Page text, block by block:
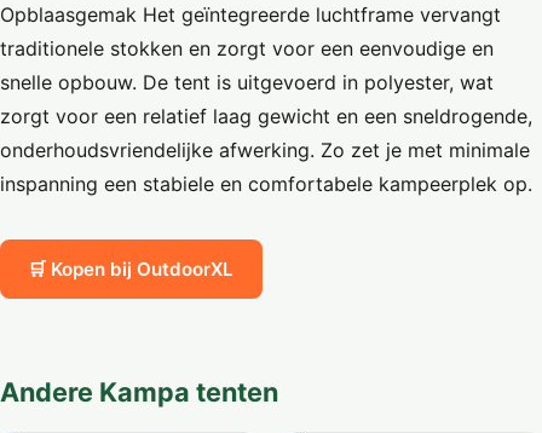
Opblaasgemak Het geïntegreerde luchtframe vervangt
traditionele stokken en zorgt voor een eenvoudige en
snelle opbouw. De tent is uitgevoerd in polyester, wat
zorgt voor een relatief laag gewicht en een sneldrogende,
onderhoudsvriendelijke afwerking. Zo zet je met minimale
inspanning een stabiele en comfortabele kampeerplek op.
🛒 Kopen bij OutdoorXL
Andere Kampa tenten